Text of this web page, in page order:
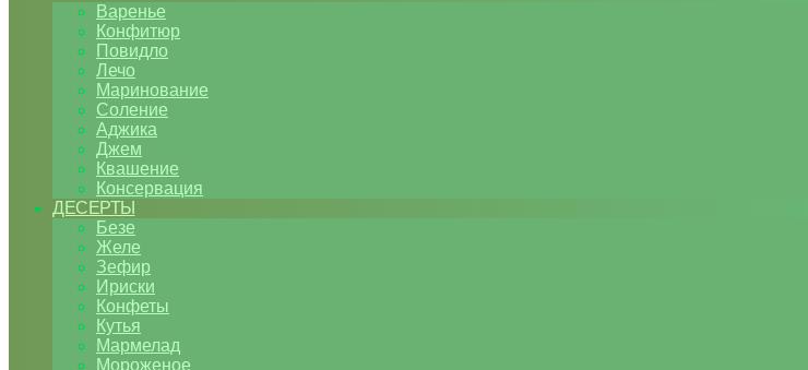
Варенье
Конфитюр
Повидло
Лечо
Маринование
Соление
Аджика
Джем
Квашение
Консервация
ДЕСЕРТЫ
Безе
Желе
Зефир
Ириски
Конфеты
Кутья
Мармелад
Мороженое